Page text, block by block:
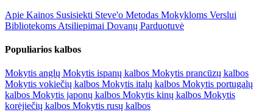
Apie Kainos Susisiekti Steve'o Metodas Mokykloms Verslui
Bibliotekoms Atsiliepimai Dovanų Parduotuvė
Populiarios kalbos
Mokytis anglų Mokytis ispanų kalbos Mokytis prancūzų kalbos
Mokytis vokiečių kalbos Mokytis italų kalbos Mokytis portugalų
kalbos Mokytis japonų kalbos Mokytis kinų kalbos Mokytis
korėjiečių kalbos Mokytis rusų kalbos